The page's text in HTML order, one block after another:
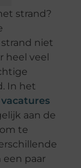
strand?
niet
heel veel
In het
vacatures
aan de
te
een paar